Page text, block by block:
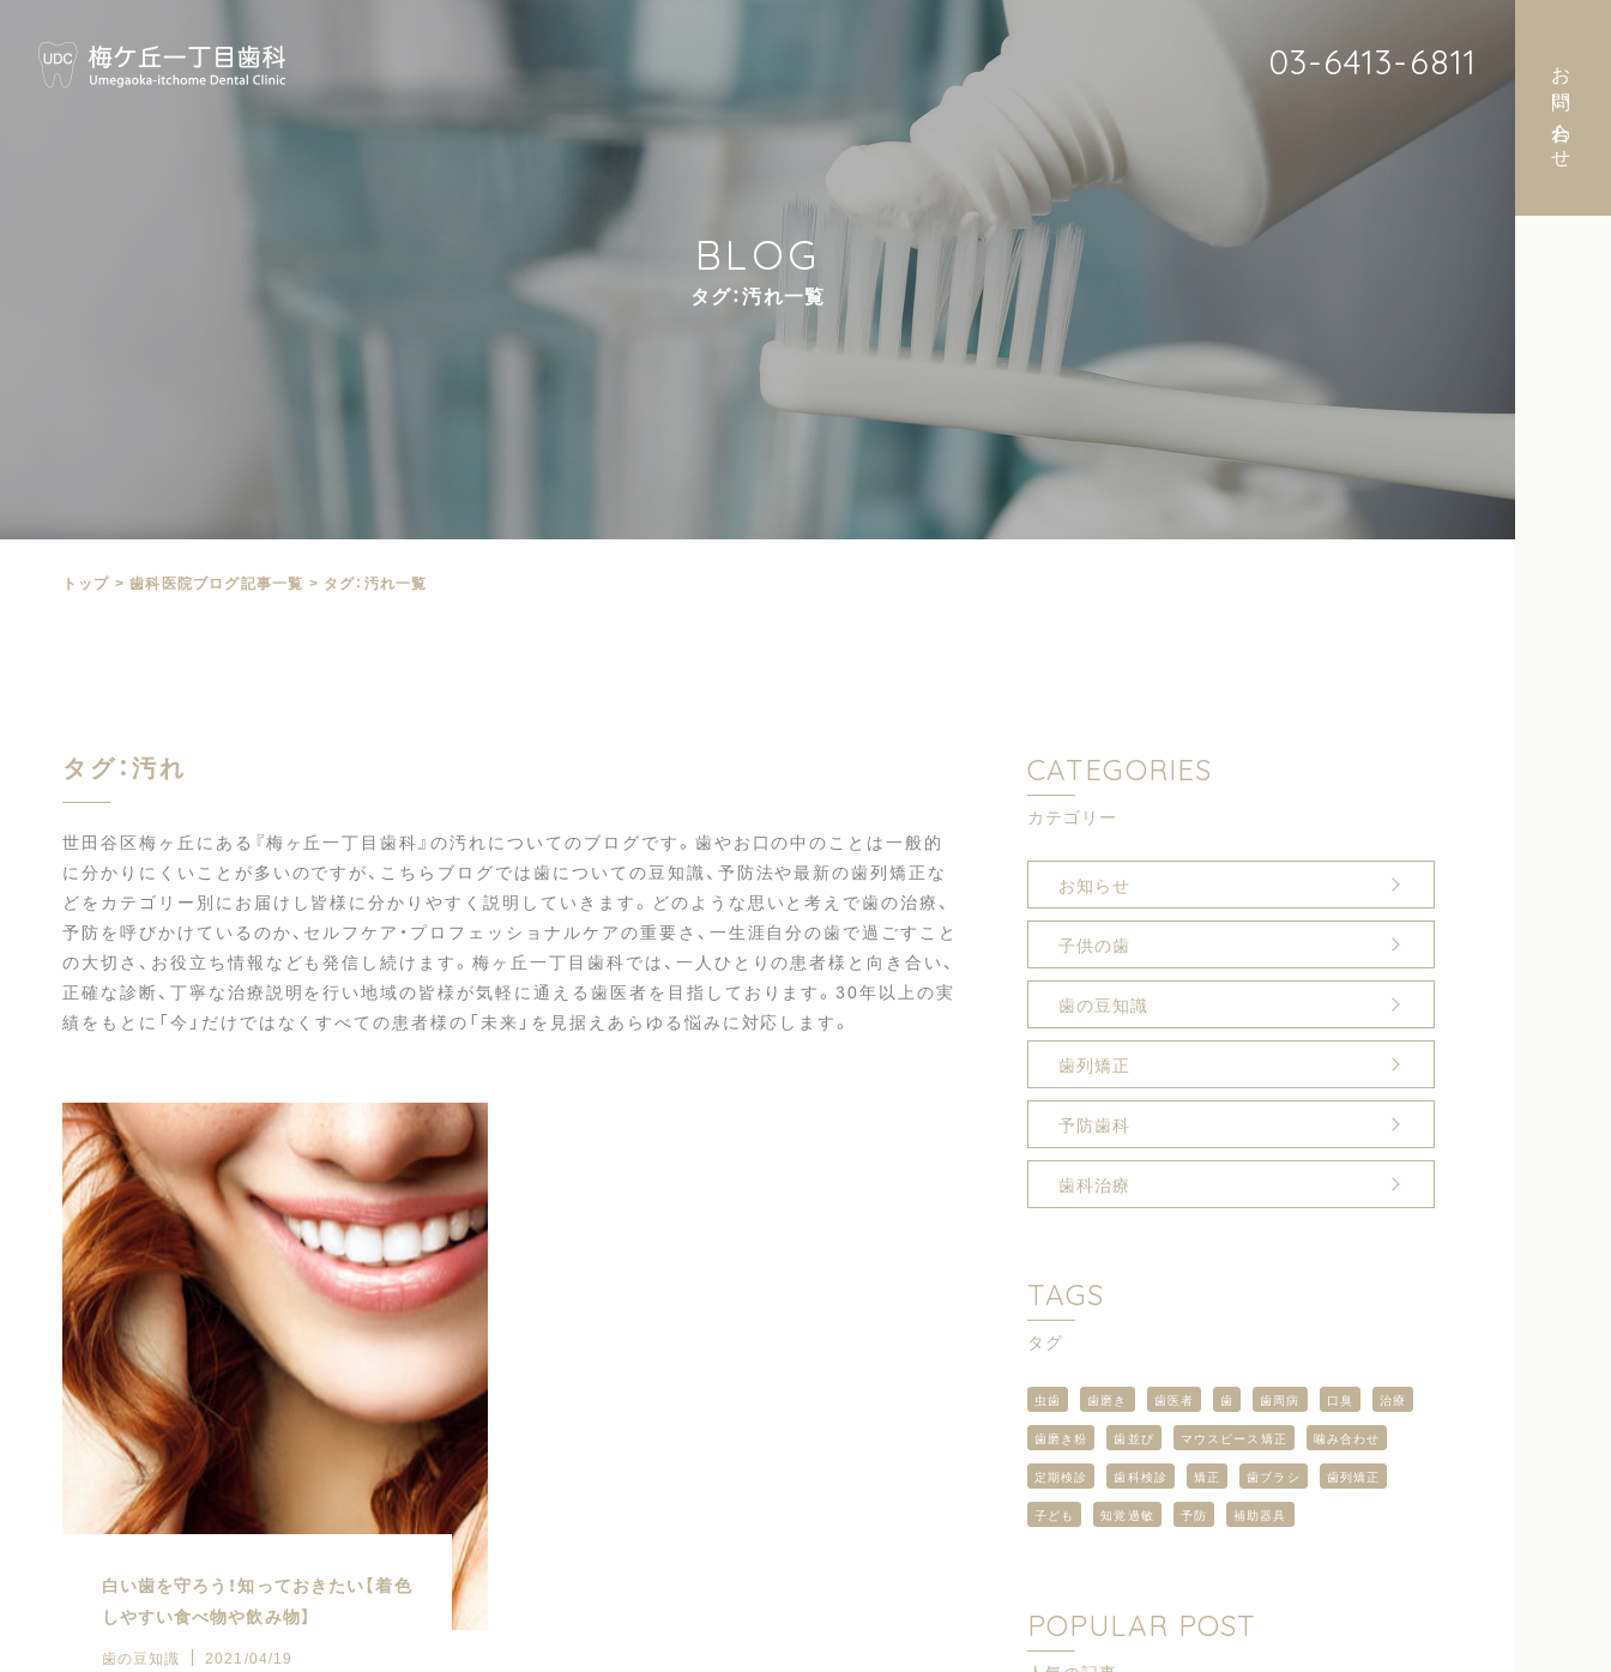
03-6413-6811 お問い合わせ
BLOG
タグ：汚れ一覧
トップ > ⻭科医院ブログ記事一覧 > タグ：汚れ一覧
タグ：汚れ
世田谷区梅ヶ丘にある『梅ヶ丘一丁目歯科』の汚れについてのブログです。歯やお口の中のことは一般的
に分かりにくいことが多いのですが、こちらブログでは歯についての豆知識、予防法や最新の歯列矯正な
どをカテゴリー別にお届けし皆様に分かりやすく説明していきます。どのような思いと考えで歯の治療、
予防を呼びかけているのか、セルフケア・プロフェッショナルケアの重要さ、一生涯自分の歯で過ごすこと
の大切さ、お役立ち情報なども発信し続けます。梅ヶ丘一丁目歯科では、一人ひとりの患者様と向き合い、
正確な診断、丁寧な治療説明を行い地域の皆様が気軽に通える歯医者を目指しております。30年以上の実
績をもとに「今」だけではなくすべての患者様の「未来」を見据えあらゆる悩みに対応します。
白い歯を守ろう！知っておきたい【着色
しやすい食べ物や飲み物】
歯の豆知識 2021/04/19
CATEGORIES
カテゴリー
お知らせ
子供の歯
歯の豆知識
歯列矯正
予防歯科
歯科治療
TAGS
タグ
虫歯 歯磨き 歯医者 歯 歯周病 口臭 治療
歯磨き粉 歯並び マウスピース矯正 噛み合わせ
定期検診 歯科検診 矯正 歯ブラシ 歯列矯正
子ども 知覚過敏 予防 補助器具
POPULAR POST